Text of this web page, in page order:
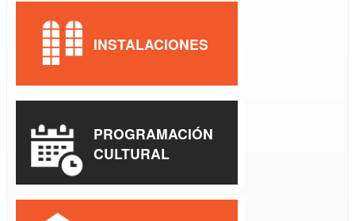
INSTALACIONES
PROGRAMACIÓN
CULTURAL